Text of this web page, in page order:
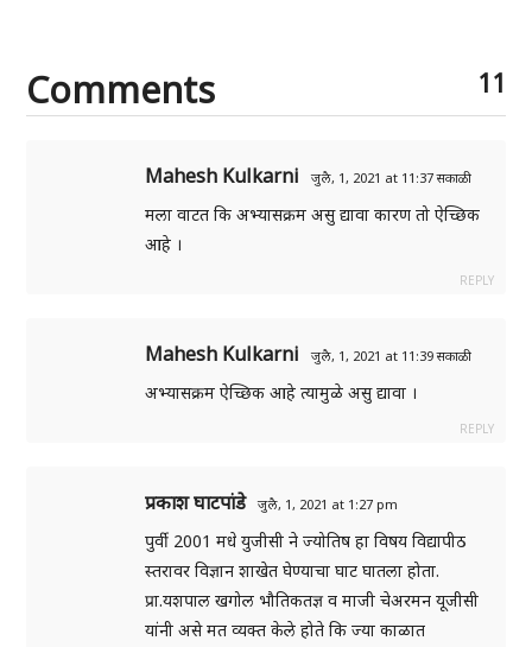
Comments 11
Mahesh Kulkarni जुलै, 1, 2021 at 11:37 सकाळी
मला वाटत कि अभ्यासक्रम असु द्यावा कारण तो ऐच्छिक
आहे ।
REPLY
Mahesh Kulkarni जुलै, 1, 2021 at 11:39 सकाळी
अभ्यासक्रम ऐच्छिक आहे त्यामुळे असु द्यावा ।
REPLY
प्रकाश घाटपांडे जुलै, 1, 2021 at 1:27 pm
पुर्वी 2001 मधे युजीसी ने ज्योतिष हा विषय विद्यापीठ
स्तरावर विज्ञान शाखेत घेण्याचा घाट घातला होता.
प्रा.यशपाल खगोल भौतिकतज्ञ व माजी चेअरमन यूजीसी
यांनी असे मत व्यक्त केले होते कि ज्या काळात